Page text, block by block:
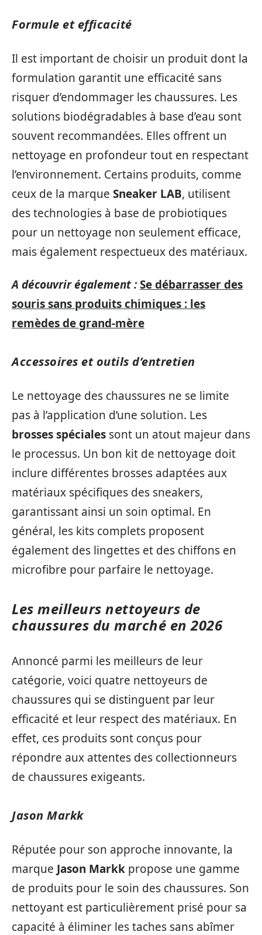
Formule et efficacité
Il est important de choisir un produit dont la
formulation garantit une efficacité sans
risquer d’endommager les chaussures. Les
solutions biodégradables à base d’eau sont
souvent recommandées. Elles offrent un
nettoyage en profondeur tout en respectant
l’environnement. Certains produits, comme
ceux de la marque Sneaker LAB, utilisent
des technologies à base de probiotiques
pour un nettoyage non seulement efficace,
mais également respectueux des matériaux.
A découvrir également :Se débarrasser des
souris sans produits chimiques : les
remèdes de grand-mère
Accessoires et outils d’entretien
Le nettoyage des chaussures ne se limite
pas à l’application d’une solution. Les
brosses spéciales sont un atout majeur dans
le processus. Un bon kit de nettoyage doit
inclure différentes brosses adaptées aux
matériaux spécifiques des sneakers,
garantissant ainsi un soin optimal. En
général, les kits complets proposent
également des lingettes et des chiffons en
microfibre pour parfaire le nettoyage.
Les meilleurs nettoyeurs de
chaussures du marché en 2026
Annoncé parmi les meilleurs de leur
catégorie, voici quatre nettoyeurs de
chaussures qui se distinguent par leur
efficacité et leur respect des matériaux. En
effet, ces produits sont conçus pour
répondre aux attentes des collectionneurs
de chaussures exigeants.
Jason Markk
Réputée pour son approche innovante, la
marque Jason Markk propose une gamme
de produits pour le soin des chaussures. Son
nettoyant est particulièrement prisé pour sa
capacité à éliminer les taches sans abîmer